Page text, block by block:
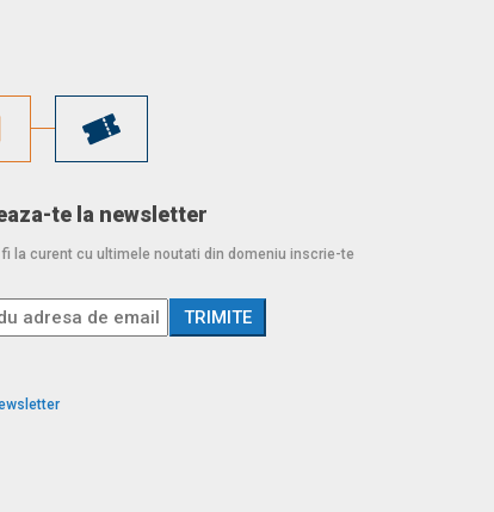
te la newsletter
fi la curent cu ultimele noutati din domeniu inscrie-te